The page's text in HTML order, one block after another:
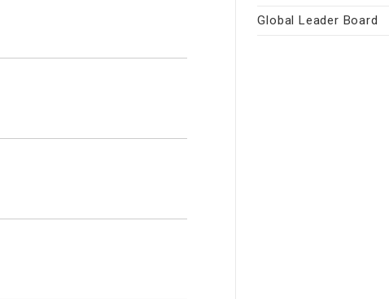
Global Leader Board